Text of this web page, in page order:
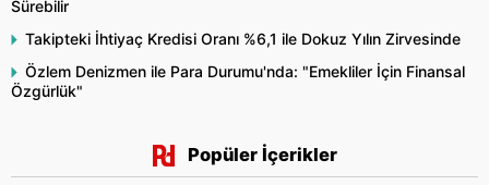
Sürebilir
Takipteki İhtiyaç Kredisi Oranı %6,1 ile Dokuz Yılın Zirvesinde
Özlem Denizmen ile Para Durumu'nda: "Emekliler İçin Finansal
Özgürlük"
Popüler İçerikler